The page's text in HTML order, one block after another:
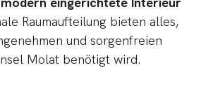
Raumaufteilung bieten alles,
und sorgenfreien
Molat benötigt wird.